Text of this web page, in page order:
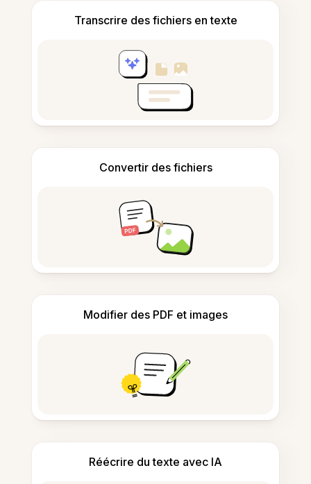
Transcrire des fichiers en texte
Convertir des fichiers
Modifier des PDF et images
Réécrire du texte avec IA